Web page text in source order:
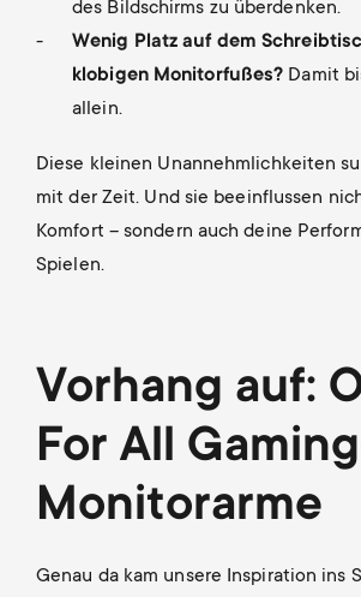
des Bildschirms zu überdenken.
Wenig Platz auf dem
klobigen Monitorfußes? Damit
allein.
Diese kleinen Unannehmlichkeiten
mit der Zeit. Und sie beeinflussen
Komfort – sondern auch deine
Spielen.
Vorhang auf:
For All
Monitorarme
Genau da kam unsere Inspiration ins